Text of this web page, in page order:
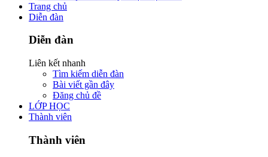
Trang chủ
Diễn đàn
Diễn đàn
Liên kết nhanh
Tìm kiếm diễn đàn
Bài viết gần đây
Đăng chủ đề
LỚP HỌC
Thành viên
Thành viên